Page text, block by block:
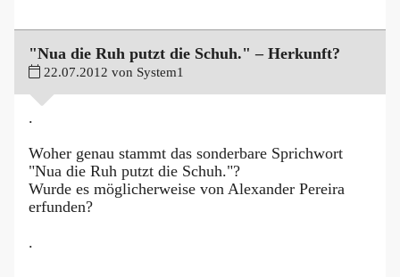
"Nua die Ruh putzt die Schuh." – Herkunft?
22.07.2012 von System1
.
Woher genau stammt das sonderbare Sprichwort
"Nua die Ruh putzt die Schuh."?
Wurde es möglicherweise von Alexander Pereira
erfunden?
.